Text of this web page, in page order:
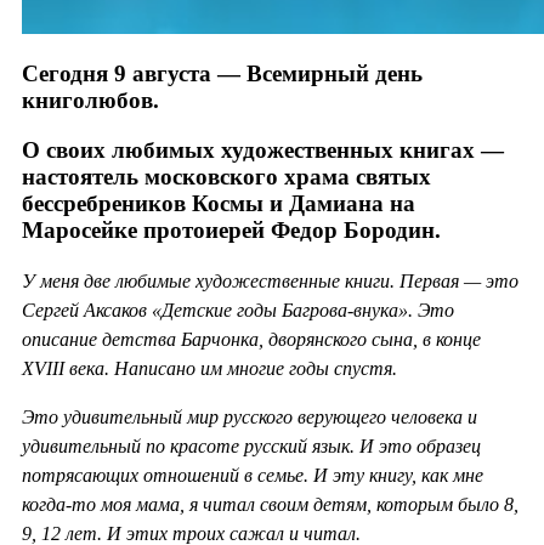
Сегодня 9 августа — Всемирный день
книголюбов.
О своих любимых художественных книгах —
настоятель московского храма святых
бессребреников Космы и Дамиана на
Маросейке протоиерей Федор Бородин.
У меня две любимые художественные книги. Первая — это
Сергей Аксаков «Детские годы Багрова-внука». Это
описание детства Барчонка, дворянского сына, в конце
XVIII века. Написано им многие годы спустя.
Это удивительный мир русского верующего человека и
удивительный по красоте русский язык. И это образец
потрясающих отношений в семье. И эту книгу, как мне
когда-то моя мама, я читал своим детям, которым было 8,
9, 12 лет. И этих троих сажал и читал.